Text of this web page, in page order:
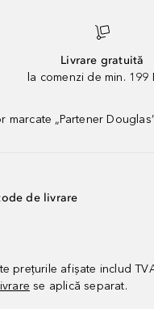
Livrare gratuită
la comenzi de min. 199
marcate „Partener
de livrare
prețurile afișate includ
se aplică separat.